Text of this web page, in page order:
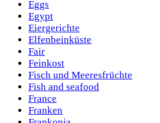
Eggs
Egypt
Eiergerichte
Elfenbeinküste
Fair
Feinkost
Fisch und Meeresfrüchte
Fish and seafood
France
Franken